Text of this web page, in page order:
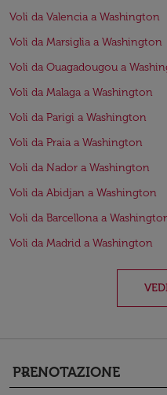
Voli da Valencia a Washington
Voli da Marsiglia a Washington
Voli da Ouagadougou a
Voli da Malaga a Washington
Voli da Parigi a Washington
Voli da Praia a Washington
Voli da Nador a Washington
Voli da Abidjan a Washington
Voli da Barcellona a
Voli da Madrid a Washington
PRENOTAZIONE
keyboard_arrow_down